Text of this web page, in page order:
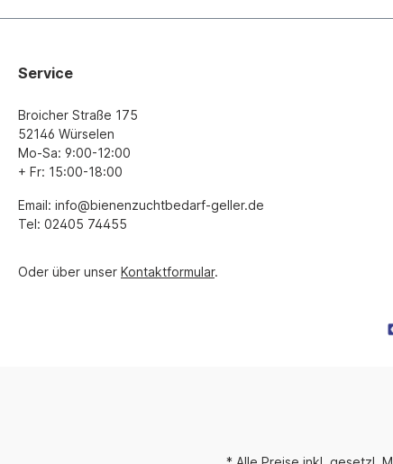
Service
Broicher Straße 175
52146 Würselen
Mo-Sa: 9:00-12:00
+ Fr: 15:00-18:00
Email: info@bienenzuchtbedarf-geller.de
Tel: 02405 74455
Oder über unser Kontaktformular.